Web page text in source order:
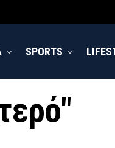
SPORTS